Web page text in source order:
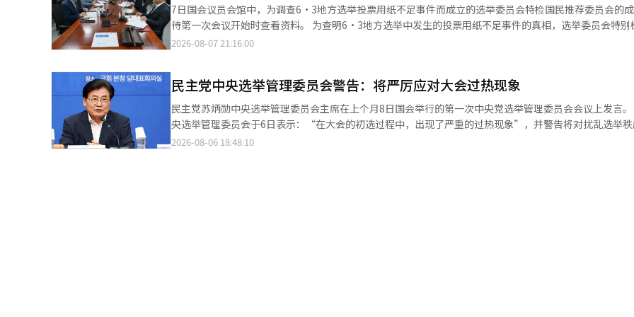
对在地方选举当天向市、道选举委员会发送投票管理相关指导的中央选举委员会一名工作人员追加立案。 联合调查组
认为，选举委员会的实务人员在未正式向上级报告或获得批准的情况下，随意调整了选举管理系统中的投
至目前，已确认具体虚假输入的地方包括京畿的金浦、议政府，忠北的真川，以及首尔的江南和瑞草等5个地
查是在确认京畿地区投票人数错误输入的过程中展开的。某投票站的投票人数应为数百人，但错误记录为数
报告并经过批准后才能修改。然而，部分实务人员未按照此程序进行，而是在后续时间段内调整投票人数以
数据，联合调查组对此做出了判断。 联合调查组还在调查该过程是否受到中央选举委员会层面指导的影响。 中央选
举委员会选举管理科在选举当天上午8时30分左右向市、道选举委员会的实务人员发送邮件，内容为“此
行修改为原则”。如果原有投票人数报告资料没有重大错误，下一时间段的投票人数报告时可以对原有误
整。 在下午2时30分左右，若发现之前时间段的投票人数错误，因无法进行修改而导致差异变大，相关通知再次传
7日国会议员会馆中，为调查6·3地方选举投票用纸不足事件而成立的选举委员会特检国民推荐委员会的
待第一次会议开始时查看资料。 为查明6·3地方选举中发生的投票用纸不足事件的真相，选举委员会特别检察官国
民推荐委员会于7日决定在14日之前向李在明总统推荐两名候选人。 国民推荐委员赵基妍律师在当天国会结束“选举
上，国民力量推荐的金勇官律师被一致选为委员会主席。”他补充道：“我们将在14日的会议上决定向总
名候选人。” 此外，国民推荐委员会共有6名成员，其中民主党推荐3名（赵斗炫、赵基妍律师、河相应西江大学政
治外交学副教授），国民力量推荐3名（金勇官、崔昌浩律师、车珍雅高丽大学法学院教授）。国民推荐委
律师协会和法学院协会各推荐3名特检候选人，最终选出2名候选人。李总统将在收到这两名候选人的推荐
人选。※ 本报道经人工智能（AI）系统翻译与编辑。
2026-08-07 21:16:00
民主党中央选举管理委员会警告：将严厉应对大会过热现象
民主党苏炳勋中央选举管理委员会主席在上个月8日国会举行的第一次中央党选举管理委员会会议上发言。 民主党中
央选举管理委员会于6日表示：“在大会的初选过程中，出现了严重的过热现象”，并警告将对扰乱选举
党声誉的行为采取坚决措施。 选管委在当天下午以苏炳勋主席的名义发布声明，指出：“上周末在忠清地区和釜山·
2026-08-06 18:48:10